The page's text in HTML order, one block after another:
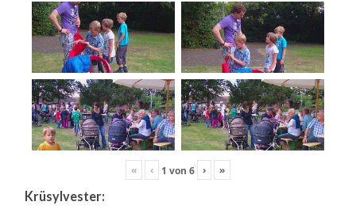
« ‹ 1 von 6 › »
Krüsylvester: